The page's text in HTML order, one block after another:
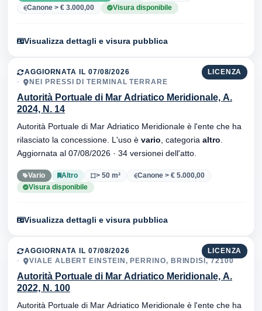
Canone > € 3.000,00
Visura disponibile
Visualizza dettagli e visura pubblica
LICENZA
AGGIORNATA IL 07/08/2026
NEI PRESSI DI TERMINAL TERRARE
Autorità Portuale di Mar Adriatico Meridionale, A.
2024, N. 14
Autorità Portuale di Mar Adriatico Meridionale è l'ente che ha
rilasciato la concessione. L'uso è vario , categoria altro
Aggiornata al 07/08/2026 · 34 versionei dell'atto.
Vario Altro > 50 m²
Canone > € 5.000,00
Visura disponibile
Visualizza dettagli e visura pubblica
LICENZA
AGGIORNATA IL 07/08/2026
VIALE ALBERT EINSTEIN, PERRINO, BRINDISI, 72100
Autorità Portuale di Mar Adriatico Meridionale, A.
2022, N. 100
Autorità Portuale di Mar Adriatico Meridionale è l'ente che ha